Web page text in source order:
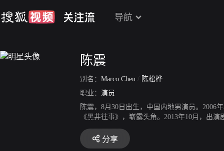
导航
陈震
别名： Marco Chen / 陈松桦
职业： 演员
陈震，8月30日出生，中国内地男演员。2006
《黑井往事》，崭露头角。2013年10月，出
道》。2015年3月，出演情感喜剧《天使的
众熟知。2017年，出演杨阳导演执导的电视
关》；12月，出演了电影《南方姑娘》。
分享